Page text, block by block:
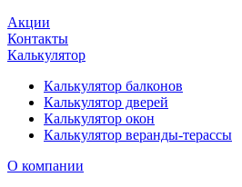
Акции
Контакты
Калькулятор
Калькулятор балконов
Калькулятор дверей
Калькулятор окон
Калькулятор веранды-терассы
О компании